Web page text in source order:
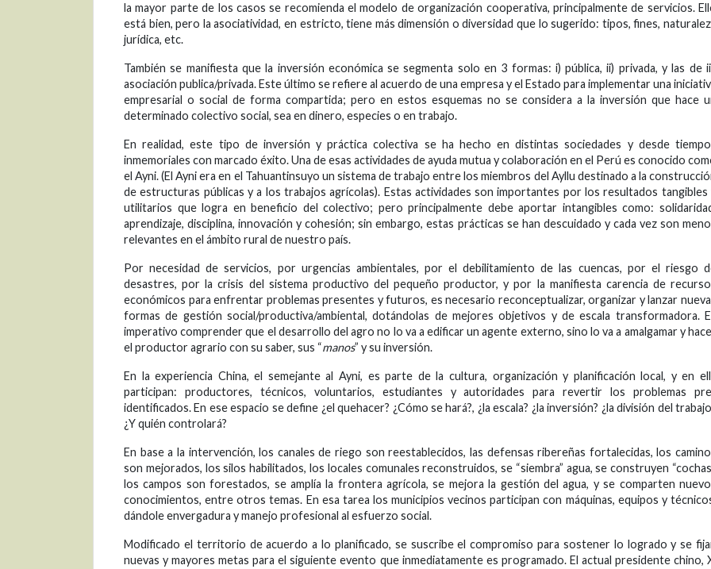
la mayor parte de los casos se recomienda el modelo de organización cooperativa, principalmente de servicios.
está bien, pero la asociatividad, en estricto, tiene más dimensión o diversidad que lo sugerido: tipos, fines,
jurídica, etc.
También se manifiesta que la inversión económica se segmenta solo en 3 formas: i) pública, ii) privada, y las de
asociación publica/privada. Este último se refiere al acuerdo de una empresa y el Estado para implementar una
empresarial o social de forma compartida; pero en estos esquemas no se considera a la inversión que hace
determinado colectivo social, sea en dinero, especies o en trabajo.
En realidad, este tipo de inversión y práctica colectiva se ha hecho en distintas sociedades y desde
inmemoriales con marcado éxito. Una de esas actividades de ayuda mutua y colaboración en el Perú es conocido
el Ayni. (El Ayni era en el Tahuantinsuyo un sistema de trabajo entre los miembros del Ayllu destinado a la
de estructuras públicas y a los trabajos agrícolas). Estas actividades son importantes por los resultados tangibles
utilitarios que logra en beneficio del colectivo; pero principalmente debe aportar intangibles como:
aprendizaje, disciplina, innovación y cohesión; sin embargo, estas prácticas se han descuidado y cada vez son
relevantes en el ámbito rural de nuestro país.
Por necesidad de servicios, por urgencias ambientales, por el debilitamiento de las cuencas, por el riesgo
desastres, por la crisis del sistema productivo del pequeño productor, y por la manifiesta carencia de
económicos para enfrentar problemas presentes y futuros, es necesario reconceptualizar, organizar y lanzar
formas de gestión social/productiva/ambiental, dotándolas de mejores objetivos y de escala transformadora.
imperativo comprender que el desarrollo del agro no lo va a edificar un agente externo, sino lo va a amalgamar y
el productor agrario con su saber, sus “manos” y su inversión.
En la experiencia China, el semejante al Ayni, es parte de la cultura, organización y planificación local, y en
participan: productores, técnicos, voluntarios, estudiantes y autoridades para revertir los problemas
identificados. En ese espacio se define ¿el quehacer? ¿Cómo se hará?, ¿la escala? ¿la inversión? ¿la división del
¿Y quién controlará?
En base a la intervención, los canales de riego son reestablecidos, las defensas ribereñas fortalecidas, los
son mejorados, los silos habilitados, los locales comunales reconstruidos, se “siembra” agua, se construyen
los campos son forestados, se amplía la frontera agrícola, se mejora la gestión del agua, y se comparten
conocimientos, entre otros temas. En esa tarea los municipios vecinos participan con máquinas, equipos y
dándole envergadura y manejo profesional al esfuerzo social.
Modificado el territorio de acuerdo a lo planificado, se suscribe el compromiso para sostener lo logrado y se
nuevas y mayores metas para el siguiente evento que inmediatamente es programado. El actual presidente chino,